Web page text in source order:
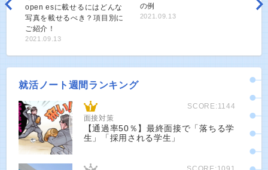
open esに載せるにはどんな
写真を載せるべき？項目別に
ご紹介！
2021.09.13
の例
2021.09.13
就活ノート週間ランキング
SCORE:1144
面接対策
【通過率50％】最終面接で「落ちる学
生」「採用される学生」